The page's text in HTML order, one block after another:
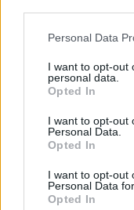
Please note that this
not limited to your
grant or deny
use your data for
consent section.
Personal Data
I want to opt-out
personal data.
Opted In
I want to opt-out
Personal Data.
Opted In
I want to opt-out
Personal Data
Opted In